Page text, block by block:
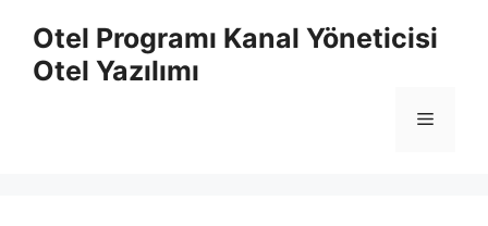
Otel Programı Kanal Yöneticisi
Otel Yazılımı
Menü